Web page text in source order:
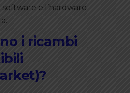
software e l’hardware
i ricambi